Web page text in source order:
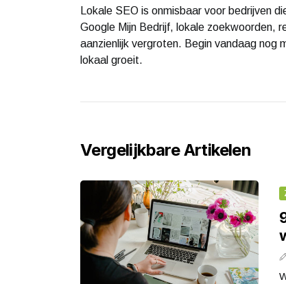
Lokale SEO is onmisbaar voor bedrijven
Google Mijn Bedrijf, lokale zoekwoorden,
aanzienlijk vergroten. Begin vandaag nog
lokaal groeit.
Vergelijkbare Artikelen